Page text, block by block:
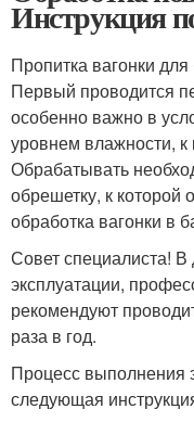
Инструкция
Пропитка вагонки
Первый проводится
особенно важно в
уровнем влажности, к
Обрабатывать
обрешетку, к которой
обработка вагонки в
Совет специалиста!
эксплуатации,
рекомендуют
раза в год.
Процесс выполнения
следующая